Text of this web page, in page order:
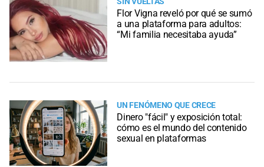
Flor Vigna reveló por qué se sumó
a una plataforma para adultos:
“Mi familia necesitaba ayuda”
UN FENÓMENO QUE CRECE
Dinero "fácil" y exposición total:
cómo es el mundo del contenido
sexual en plataformas